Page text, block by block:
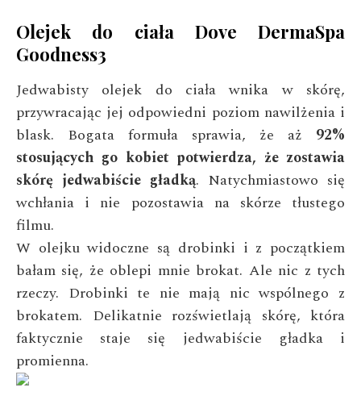
Olejek do ciała Dove DermaSpa
Goodness3
Jedwabisty olejek do ciała wnika w skórę,
przywracając jej odpowiedni poziom nawilżenia i
blask. Bogata formuła sprawia, że aż 92%
stosujących go kobiet potwierdza, że zostawia
skórę jedwabiście gładką. Natychmiastowo się
wchłania i nie pozostawia na skórze tłustego
filmu.
W olejku widoczne są drobinki i z początkiem
bałam się, że oblepi mnie brokat. Ale nic z tych
rzeczy. Drobinki te nie mają nic wspólnego z
brokatem. Delikatnie rozświetlają skórę, która
faktycznie staje się jedwabiście gładka i
promienna.